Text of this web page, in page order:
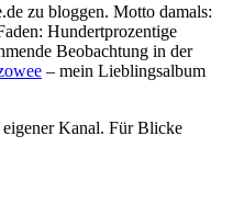
zu bloggen. Motto damals:
Hundertprozentige
Beobachtung in der
– mein Lieblingsalbum
Kanal. Für Blicke